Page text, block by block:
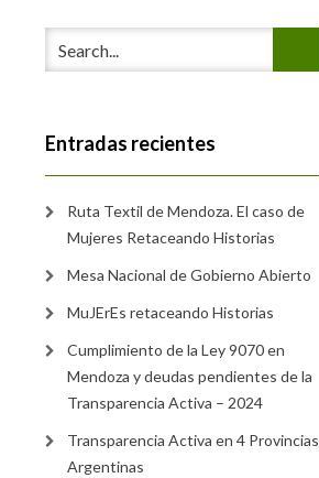
Entradas recientes
Ruta Textil de Mendoza. El caso de
Mujeres Retaceando Historias
Mesa Nacional de Gobierno Abierto
MuJErEs retaceando Historias
Cumplimiento de la Ley 9070 en
Mendoza y deudas pendientes de la
Transparencia Activa – 2024
Transparencia Activa en 4 Provincias
Argentinas